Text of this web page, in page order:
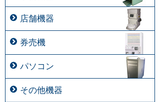
店舗機器
券売機
パソコン
その他機器